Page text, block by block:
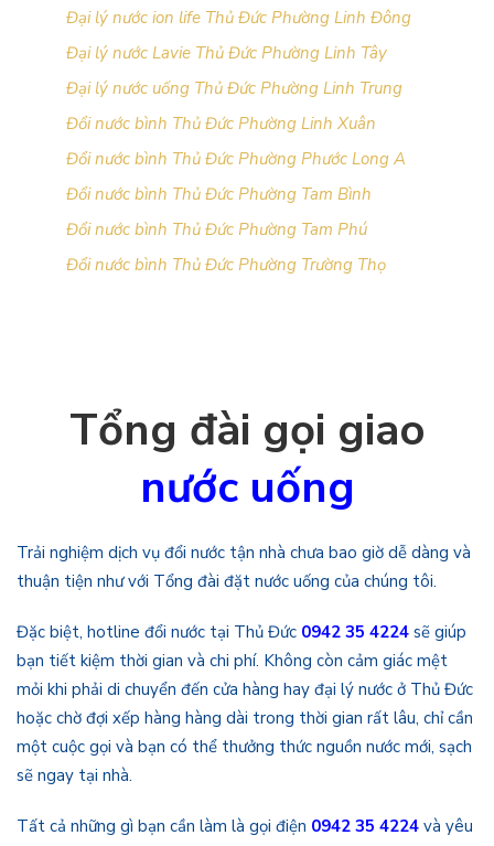
Đại lý nước ion life Thủ Đức Phường Linh Đông
Đại lý nước Lavie Thủ Đức Phường Linh Tây
Đại lý nước uống Thủ Đức Phường Linh Trung
Đổi nước bình Thủ Đức Phường Linh Xuân
Đổi nước bình Thủ Đức Phường Phước Long A
Đổi nước bình Thủ Đức Phường Tam Bình
Đổi nước bình Thủ Đức Phường Tam Phú
Đổi nước bình Thủ Đức Phường Trường Thọ
Tổng đài gọi giao
nước uống
Trải nghiệm dịch vụ đổi nước tận nhà chưa bao giờ dễ dàng và
thuận tiện như với Tổng đài đặt nước uống của chúng tôi.
Đặc biệt, hotline đổi nước tại Thủ Đức 0942 35 4224 sẽ giúp
bạn tiết kiệm thời gian và chi phí. Không còn cảm giác mệt
mỏi khi phải di chuyển đến cửa hàng hay đại lý nước ở Thủ Đức
hoặc chờ đợi xếp hàng hàng dài trong thời gian rất lâu, chỉ cần
một cuộc gọi và bạn có thể thưởng thức nguồn nước mới, sạch
sẽ ngay tại nhà.
Tất cả những gì bạn cần làm là gọi điện 0942 35 4224 và yêu